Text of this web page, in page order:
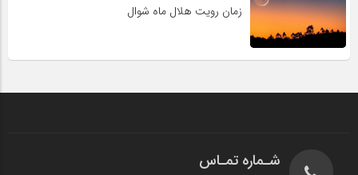
زمان رویت هلال ماه شوال
شـماره تمـاس